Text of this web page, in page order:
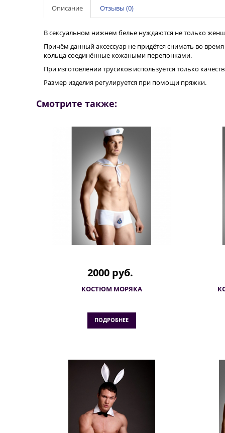
Описание Отзывы (0)
В сексуальном нижнем белье нуждаются не только
Причём данный аксессуар не придётся снимать во
кольца соединённые кожаными перепонками.
При изготовлении трусиков используется только
Размер изделия регулируется при помощи пряжки.
Смотрите также:
2000 руб.
КОСТЮМ МОРЯКА
ПОДРОБНЕЕ